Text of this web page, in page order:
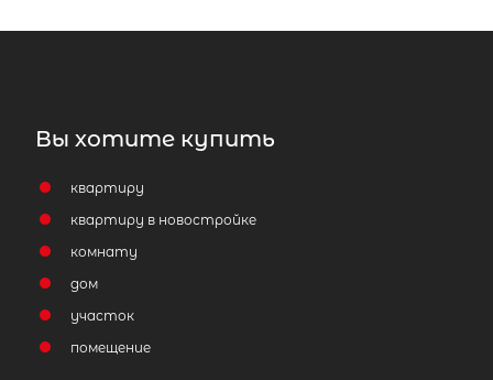
Вы хотите купить
квартиру
квартиру в новостройке
комнату
дом
участок
помещение